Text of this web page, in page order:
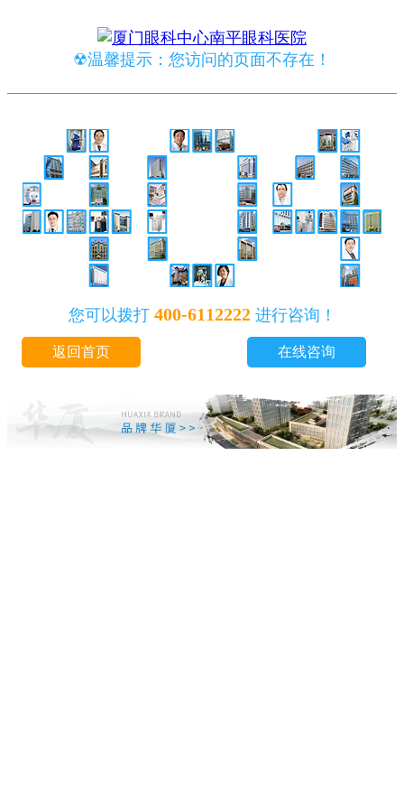
☢温馨提示：您访问的页面不存在！
您可以拨打 400-6112222进行咨询！
返回首页 在线咨询